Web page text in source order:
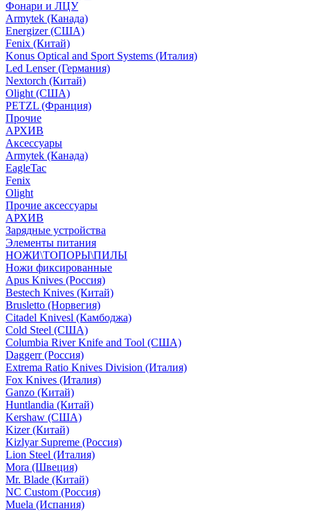
Фонари и ЛЦУ
Armytek (Канада)
Energizer (США)
Fenix (Китай)
Konus Optical and Sport Systems (Италия)
Led Lenser (Германия)
Nextorch (Китай)
Olight (США)
PETZL (Франция)
Прочие
АРХИВ
Аксессуары
Armytek (Канада)
EagleTac
Fenix
Olight
Прочие аксессуары
АРХИВ
Зарядные устройства
Элементы питания
НОЖИ\ТОПОРЫ\ПИЛЫ
Ножи фиксированные
Apus Knives (Россия)
Bestech Knives (Китай)
Brusletto (Норвегия)
Citadel Knivesl (Камбоджа)
Cold Steel (США)
Columbia River Knife and Tool (США)
Daggerr (Россия)
Extrema Ratio Knives Division (Италия)
Fox Knives (Италия)
Ganzo (Китай)
Huntlandia (Китай)
Kershaw (США)
Kizer (Китай)
Kizlyar Supreme (Россия)
Lion Steel (Италия)
Mora (Швеция)
Mr. Blade (Китай)
NC Custom (Россия)
Muela (Испания)